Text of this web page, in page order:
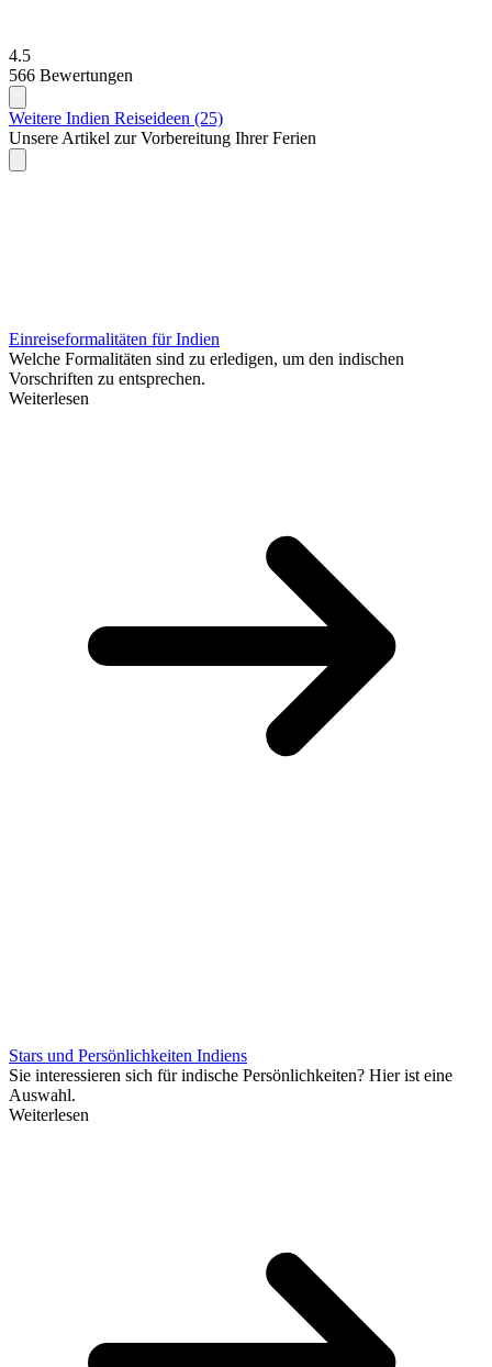
4.5
566 Bewertungen
Weitere Indien Reiseideen (25)
Unsere Artikel zur Vorbereitung Ihrer Ferien
Einreiseformalitäten für Indien
Welche Formalitäten sind zu erledigen, um den indischen
Vorschriften zu entsprechen.
Weiterlesen
Stars und Persönlichkeiten Indiens
Sie interessieren sich für indische Persönlichkeiten? Hier ist eine
Auswahl.
Weiterlesen